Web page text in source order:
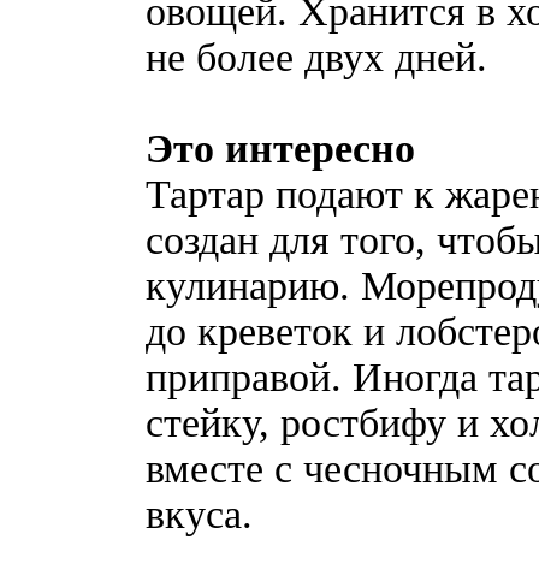
овощей. Хранится в
не более двух дней.
Это интересно
Тартар подают к
создан для того,
кулинарию.
до креветок и
приправой. Иногда
стейку, ростбифу и
вместе с чесночным
вкуса.